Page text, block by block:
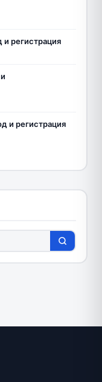
и регистрация
и регистрация